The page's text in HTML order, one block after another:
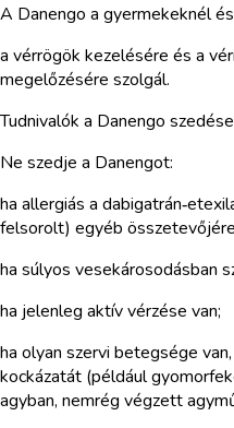
A Danengo a gyermekeknél
a vérrögök kezelésére és a
megelőzésére szolgál.
Tudnivalók a Danengo
Ne szedje a Danengot:
ha allergiás a
felsorolt) egyéb
ha súlyos vesekárosodásban
ha jelenleg aktív vérzése van;
ha olyan szervi betegsége
kockázatát (például
agyban, nemrég végzett